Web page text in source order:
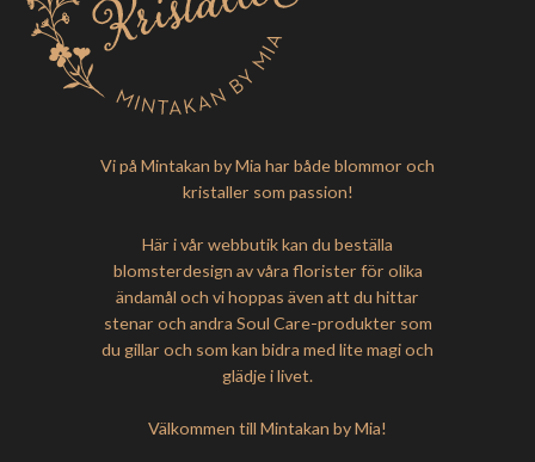
Vi på Mintakan by Mia har både blommor och
kristaller som passion!
Här i vår webbutik kan du beställa
blomsterdesign av våra florister för olika
ändamål och vi hoppas även att du hittar
stenar och andra Soul Care-produkter som
du gillar och som kan bidra med lite magi och
glädje i livet.
Välkommen till Mintakan by Mia!